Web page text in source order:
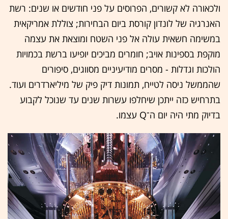
ולכאורה לא קשורים, הפרוסים על פני חודשים או שנים: רשת
האנרגיה של לונדון קורסת ביום הבחירות; צוללת אמריקאית
במשימה חשאית עולה אל פני השטח ומוצאת את עצמה
מוקפת בספינות אויב; חומרים מביכים יופיעו ברשת בכמויות
הולכות וגדלות - מסרים מודיעיניים מסווגים, סיפורים
שהממשל ניסה לטייח, תמונות דיק פיק של מיליארדרים ועוד.
בתרחיש כזה ייתכן שיחלפו עשרות שנים עד שנוכל לקבוע
בדיוק מתי היה יום ה־Q עצמו.